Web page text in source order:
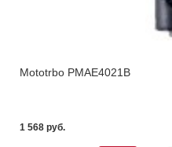
Mototrbo PMAE4021B
1 568 pуб.